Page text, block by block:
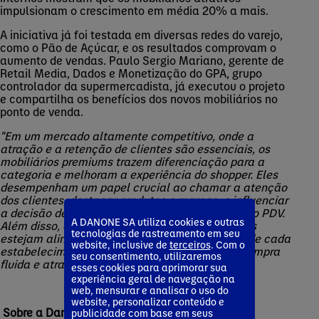
impulsionam o crescimento em média 20% a mais.
A iniciativa já foi testada em diversas redes do varejo,
como o Pão de Açúcar, e os resultados comprovam o
aumento de vendas. Paulo Sergio Mariano, gerente de
Retail Media, Dados e Monetização do GPA, grupo
controlador da supermercadista, já executou o projeto
e compartilha os benefícios dos novos mobiliários no
ponto de venda.
"Em um mercado altamente competitivo, onde a
atração e a retenção de clientes são essenciais, os
mobiliários premiums trazem diferenciação para a
categoria e melhoram a experiência do shopper. Eles
desempenham um papel crucial ao chamar a atenção
dos clientes, destacar produtos e marcas, e influenciar
a decisão de compra e a conversão de vendas no PDV.
Além disso, é fundamental que esses mobiliários
estejam alinhados com a estratégia e o layout de cada
estabelecimento, garantindo uma jornada de compra
fluida e atraente", destaca Paulo Sergio.
Sobre a Danone
A DANONE SA utiliza cookies e outras
tecnologias de rastreamento em seu
website, inclusive de terceiros. Com o
seu consentimento, utilizaremos
esses cookies para aprimorar sua
experiência geral de navegação na
web, mensurar e analisar o uso do
website, personalizar conteúdo e
publicidade com base em seus